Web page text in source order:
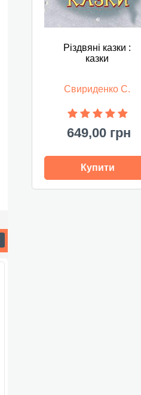
Різдвяні казки :
казки
Свириденко С.
649,00 грн
Купити